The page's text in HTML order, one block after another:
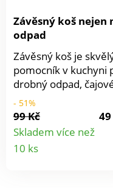
výška 5,5 cm,
výška 20,5 cm kbelík 10
l: složený 29 x 29 cm,
výška 5,5 cm,
výška 25 cm • Skládací
a pružný • Poutko k
zavěšení • Úspora
při skladování •
manipulace
Závěsný koš nejen
odpad
Závěsný koš je
pomocník v kuchyni
drobný odpad,
sáčky, odkrojky
zeleniny či ovoce aj.
Jednoduše ho zavěsíte
na dvířka kuchyňské
linky, zásuvku nebo
- 51%
99 Kč
Skladem více než
10 ks